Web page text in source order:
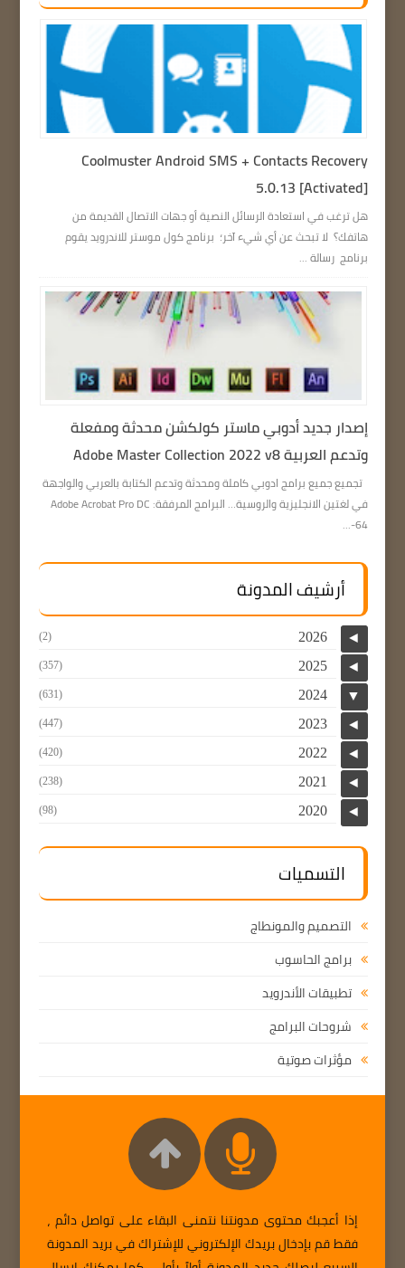
Coolmuster Android SMS + Contacts Recovery
5.0.13 [Activated]
هل ترغب في استعادة الرسائل النصية أو جهات الاتصال القديمة من
هاتفك؟ لا تبحث عن أي شيء آخر؛ برنامج كول موستر للاندرويد يقوم
برنامج رسالة ...
إصدار جديد أدوبي ماستر كولكشن محدثة ومفعلة
وتدعم العربية Adobe Master Collection 2022 v8
تجميع جميع برامج ادوبي كاملة ومحدثة وتدعم الكتابة بالعربي والواجهة
في لغتين الانجليزية والروسية… البرامج المرفقة: Adobe Acrobat Pro DC
64-...
أرشيف المدونة
◄
2026
(2)
◄
2025
(357)
▼
2024
(631)
◄
2023
(447)
◄
2022
(420)
◄
2021
(238)
◄
2020
(98)
التسميات
التصميم والمونطاج
برامج الحاسوب
تطبيقات الأندرويد
شروحات البرامج
مؤثرات صوتية
إذا أعجبك محتوى مدونتنا نتمنى البقاء على تواصل دائم ،
فقط قم بإدخال بريدك الإلكتروني للإشتراك في بريد المدونة